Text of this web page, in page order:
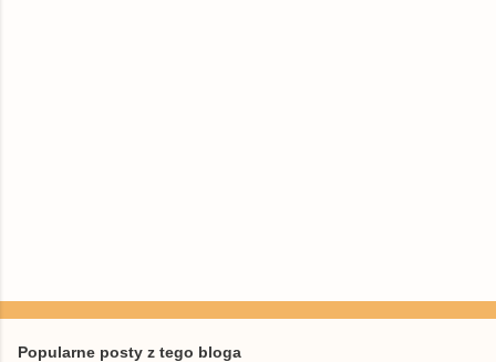
e
Popularne posty z tego bloga